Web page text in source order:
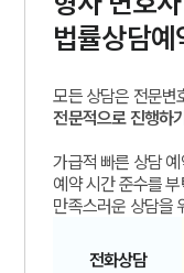
법률상담예
모든 상담은 전문변
전문적으로 진행하
가급적 빠른 상담
예약 시간 준수를
만족스러운 상담을
전화상담